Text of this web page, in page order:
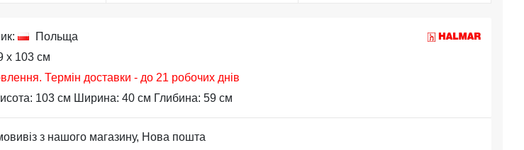
Польща
x 103 см
Термін доставки - до 21 робочих днів
103 см Ширина: 40 см Глибина: 59 см
з нашого магазину, Нова пошта